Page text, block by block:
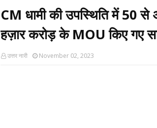
CM धामी की उपस्थिति में 50
हज़ार करोड़ के MOU किए गए
उत्तर नारी November 02, 2023